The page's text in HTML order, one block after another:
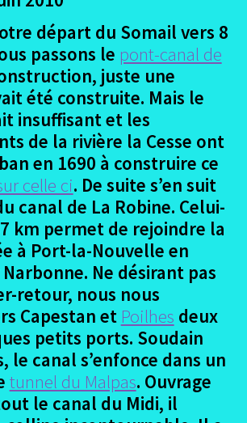
menu
enfant
Ouvrir
le
enfant
canal du Midi
le
enfant
Toulouse canal midi
– Agde Canal Midi
– Le Somail canal midi
– Bram Canal Midi
Midi
appréciations et avis canal Midi
canal du Midi
départ du Somail vers 8
passons le pont-canal de
juste une
été construite. Mais le
insuffisant et les
de la rivière la Cesse ont
en 1690 à construire ce
celle ci. De suite s’en suit
canal de La Robine. Celui-
km permet de rejoindre la
à Port-la-Nouvelle en
Ne désirant pas
retour, nous nous
Capestan et Poilhes deux
petits ports. Soudain
le canal s’enfonce dans un
tunnel du Malpas. Ouvrage
le canal du Midi, il